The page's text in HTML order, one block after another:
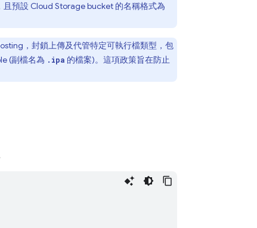
且預設 Cloud Storagebucket 的名稱格式為
，封鎖上傳及代管特定可執行檔類型，包
(副檔名為 .ipa 的檔案)。這項政策旨在防止